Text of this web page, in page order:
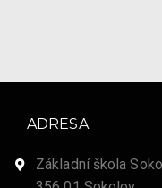
ADRESA
Základní škola